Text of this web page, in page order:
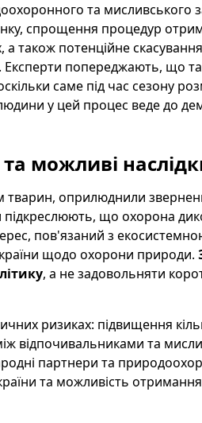
та мисливського
спрощення процедур
також потенційне
попереджають, що
саме під час сезону
у цей процес веде до
та можливі
тварин, оприлюднили
підкреслюють, що охорона
пов'язаний з
щодо охорони природи.
, а не задовольняти
ризиках: підвищення
відпочивальниками та
партнери та
та можливість отримання